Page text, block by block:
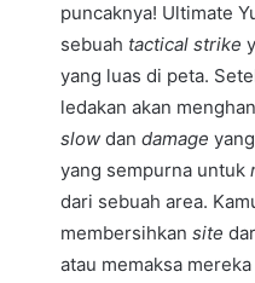
puncaknya! Ultimate
sebuah tactical strike
yang luas di peta.
ledakan akan
slow dan damage
yang sempurna untuk
dari sebuah area.
membersihkan site
atau memaksa